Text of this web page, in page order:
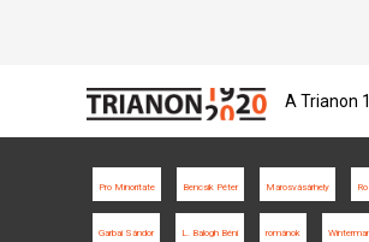
A Trianon
Pro Minoritate Bencsik Péter Marosvásárhely
Garbai Sándor L. Balogh Béni románok